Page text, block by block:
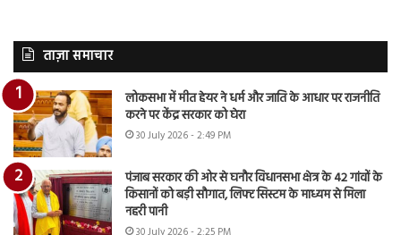
ताज़ा समाचार
लोकसभा में मीत हेयर ने धर्म और जाति के आधार पर राजनीति
करने पर केंद्र सरकार को घेरा
30 July 2026 - 2:49 PM
पंजाब सरकार की ओर से घनौर विधानसभा क्षेत्र के 42 गांवों के
किसानों को बड़ी सौगात, लिफ्ट सिस्टम के माध्यम से मिला
नहरी पानी